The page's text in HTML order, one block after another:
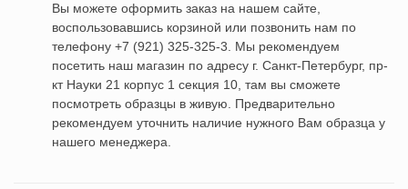
Вы можете оформить заказ на нашем сайте,
воспользовавшись корзиной или позвонить нам по
телефону +7 (921) 325-325-3. Мы рекомендуем
посетить наш магазин по адресу г. Санкт-Петербург, пр-
кт Науки 21 корпус 1 секция 10, там вы сможете
посмотреть образцы в живую. Предварительно
рекомендуем уточнить наличие нужного Вам образца у
нашего менеджера.